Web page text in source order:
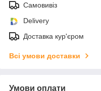
Самовивіз
Delivery
Доставка кур'єром
Всі умови доставки
Умови оплати